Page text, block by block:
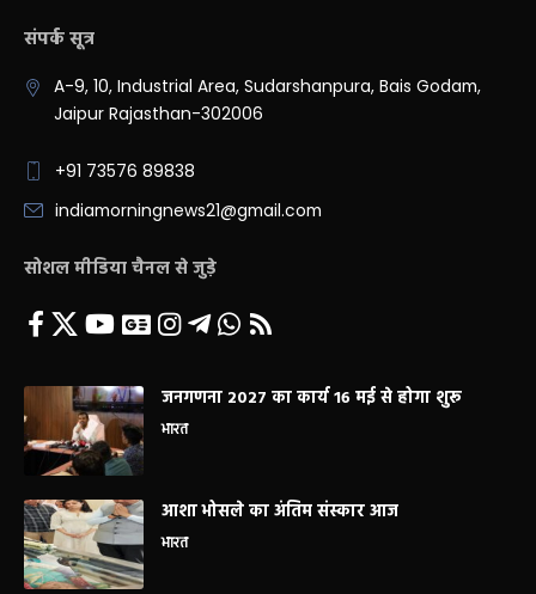
संपर्क सूत्र
A-9, 10, Industrial Area, Sudarshanpura, Bais Godam,
Jaipur Rajasthan-302006
+91 73576 89838
indiamorningnews21@gmail.com
सोशल मीडिया चैनल से जुड़े
जनगणना 2027 का कार्य 16 मई से होगा शुरू
भारत
आशा भोसले का अंतिम संस्कार आज
भारत